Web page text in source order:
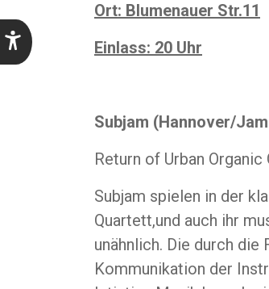
Ort: Blumenauer Str.11
Einlass: 20 Uhr
Subjam (Hannover/
Return of Urban
Subjam spielen in der
Quartett,und auch ihr
unähnlich. Die durch
Kommunikation der